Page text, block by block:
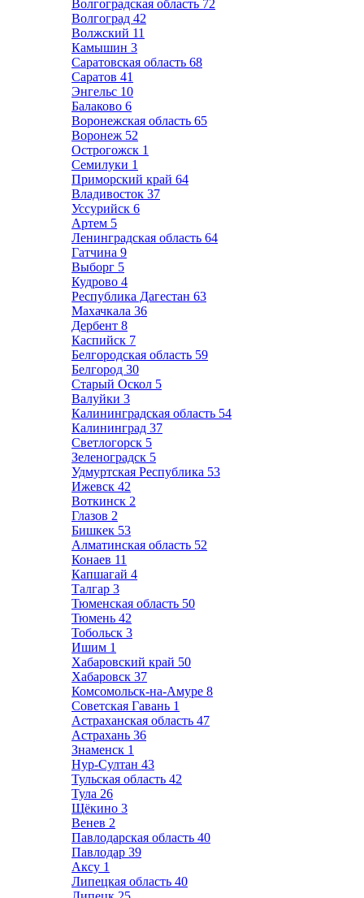
Волгоградская область 72
Волгоград 42
Волжский 11
Камышин 3
Саратовская область 68
Саратов 41
Энгельс 10
Балаково 6
Воронежская область 65
Воронеж 52
Острогожск 1
Семилуки 1
Приморский край 64
Владивосток 37
Уссурийск 6
Артем 5
Ленинградская область 64
Гатчина 9
Выборг 5
Кудрово 4
Республика Дагестан 63
Махачкала 36
Дербент 8
Каспийск 7
Белгородская область 59
Белгород 30
Старый Оскол 5
Валуйки 3
Калининградская область 54
Калининград 37
Светлогорск 5
Зеленоградск 5
Удмуртская Республика 53
Ижевск 42
Воткинск 2
Глазов 2
Бишкек 53
Алматинская область 52
Конаев 11
Капшагай 4
Талгар 3
Тюменская область 50
Тюмень 42
Тобольск 3
Ишим 1
Хабаровский край 50
Хабаровск 37
Комсомольск-на-Амуре 8
Советская Гавань 1
Астраханская область 47
Астрахань 36
Знаменск 1
Нур-Султан 43
Тульская область 42
Тула 26
Щёкино 3
Венев 2
Павлодарская область 40
Павлодар 39
Аксу 1
Липецкая область 40